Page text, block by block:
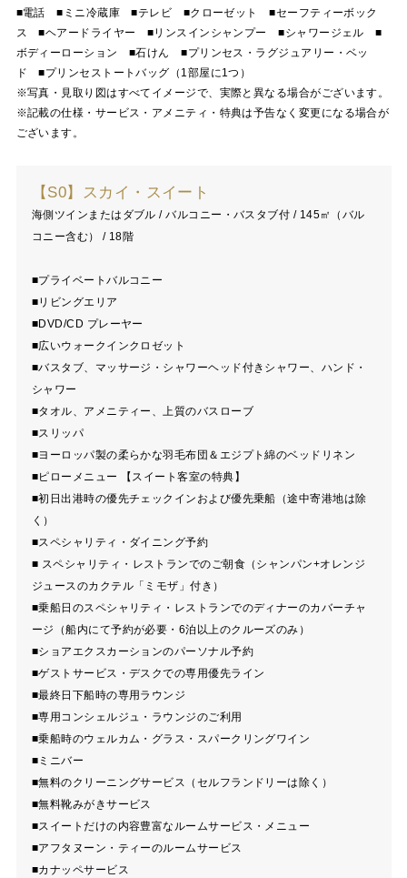
■電話 ■ミニ冷蔵庫 ■テレビ ■クローゼット ■セーフティーボック
ス ■ヘアードライヤー ■リンスインシャンプー ■シャワージェル ■
ボディーローション ■石けん ■プリンセス・ラグジュアリー・ベッ
ド ■プリンセストートバッグ（1部屋に1つ）
※写真・見取り図はすべてイメージで、実際と異なる場合がございます。
※記載の仕様・サービス・アメニティ・特典は予告なく変更になる場合が
ございます。
【S0】スカイ・スイート
海側ツインまたはダブル / バルコニー・バスタブ付 / 145㎡（バル
コニー含む） / 18階
■プライベートバルコニー
■リビングエリア
■DVD/CD プレーヤー
■広いウォークインクロゼット
■バスタブ、マッサージ・シャワーヘッド付きシャワー、ハンド・
シャワー
■タオル、アメニティー、上質のバスローブ
■スリッパ
■ヨーロッパ製の柔らかな羽毛布団＆エジプト綿のベッドリネン
■ピローメニュー 【スイート客室の特典】
■初日出港時の優先チェックインおよび優先乗船（途中寄港地は除
く）
■スペシャリティ・ダイニング予約
■ スペシャリティ・レストランでのご朝食（シャンパン+オレンジ
ジュースのカクテル「ミモザ」付き）
■乗船日のスペシャリティ・レストランでのディナーのカバーチャ
ージ（船内にて予約が必要・6泊以上のクルーズのみ）
■ショアエクスカーションのパーソナル予約
■ゲストサービス・デスクでの専用優先ライン
■最終日下船時の専用ラウンジ
■専用コンシェルジュ・ラウンジのご利用
■乗船時のウェルカム・グラス・スパークリングワイン
■ミニバー
■無料のクリーニングサービス（セルフランドリーは除く）
■無料靴みがきサービス
■スイートだけの内容豊富なルームサービス・メニュー
■アフタヌーン・ティーのルームサービス
■カナッペサービス